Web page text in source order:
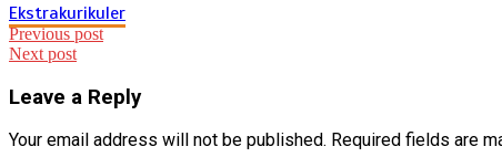
Ekstrakurikuler
Post
navigation
Previous post
Next post
Leave a Reply
Your email address will not be published. Required fields are